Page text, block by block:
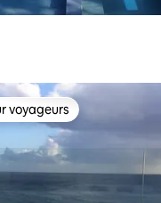
les plus appréciés
voyageurs